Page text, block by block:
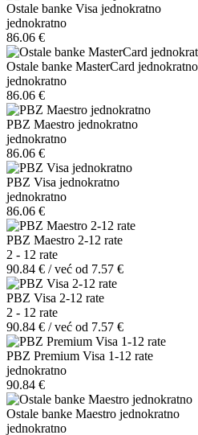
Ostale banke Visa jednokratno
jednokratno
86.06 €
Ostale banke MasterCard jednokratno
jednokratno
86.06 €
PBZ Maestro jednokratno
jednokratno
86.06 €
PBZ Visa jednokratno
jednokratno
86.06 €
PBZ Maestro 2-12 rate
2 - 12 rate
90.84 € / već od 7.57 €
PBZ Visa 2-12 rate
2 - 12 rate
90.84 € / već od 7.57 €
PBZ Premium Visa 1-12 rate
jednokratno
90.84 €
Ostale banke Maestro jednokratno
jednokratno